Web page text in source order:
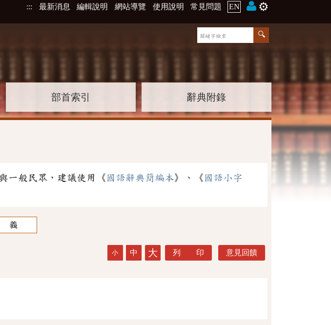
::: 最新消息 編輯說明 網站導覽 使用說明 常見問題 EN ⚙️
部首索引 辭典附錄
一般民眾，建議使用《 國語辭典簡編本》、《 國語小字
義
小 中 大 列 印 意見回饋